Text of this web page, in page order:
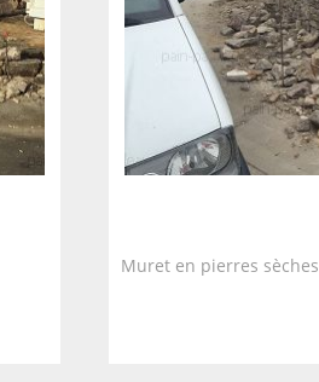
Muret en pierres sèches